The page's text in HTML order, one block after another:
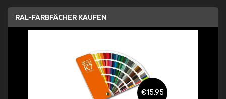
RAL-FARBFÄCHER KAUFEN
€15,95